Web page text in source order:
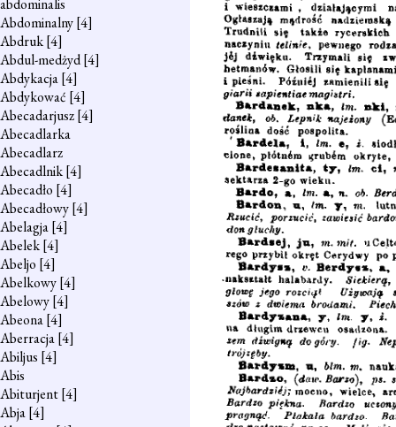
abdominalis
Abdominalny[4]
Abdruk[4]
Abdul-medżyd[4]
Abdykacja[4]
Abdykować [4]
Abecadarjusz[4]
Abecadlarka
Abecadlarz
Abecadlnik[4]
Abecadło [4]
Abecadłowy[4]
Abelagja[4]
Abelek[4]
Abeljo [4]
Abelkowy[4]
Abelowy[4]
Abeona[4]
Aberracja[4]
Abiljus [4]
Abis
Abiturjent[4]
Abja[4]